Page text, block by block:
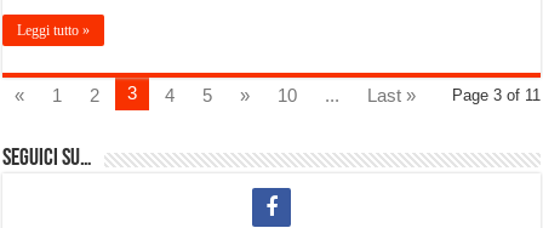
Leggi tutto »
Page 3 of 11
« 1 2 3 4 5 » 10 ... Last »
Seguici su…